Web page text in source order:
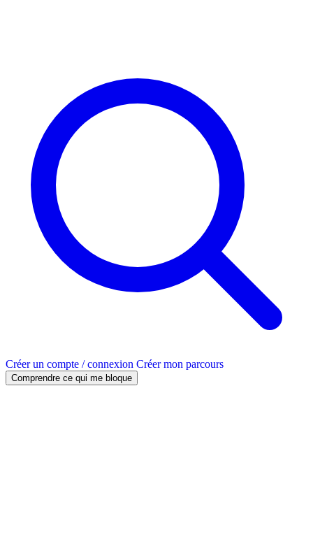
Créer un compte / connexion Créer mon parcours
Comprendre ce qui me bloque